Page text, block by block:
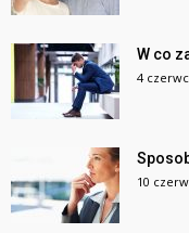
W co
4
10